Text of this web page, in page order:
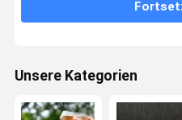
Plastik-und Papier-Strohe
Unsere Kategorien